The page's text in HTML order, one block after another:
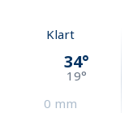
Klart
34°
19°
0 mm